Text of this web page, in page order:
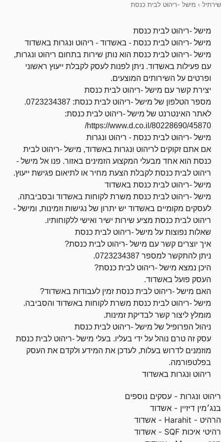
שירתיל › מישל -ריהוט לבית כנסת
מישל -ריהוט לבית כנסת
מישל -ריהוט לבית כנסת - באשדוד - ריהוט ונגרות באשדוד
מישל -ריהוט לבית כנסת הוא נותן שירות בתחום ריהוט ונגרות,
עם פעילות באשדוד. ניתן לפנות לעסק לקבלת ייעוץ ראשוני
ופרטים על השירותים המוצעים.
יצירת קשר עם מישל -ריהוט לבית כנסת
מספר הטלפון של מישל -ריהוט לבית כנסת: 0723234387.
לאתר האינטרנט של מישל -ריהוט לבית כנסת:
https://www.d.co.il/80228690/45870/
מישל -ריהוט לבית כנסת - ריהוט ונגרות
אם אתם זקוקים לריהוט ונגרות באשדוד, מישל -ריהוט לבית
כנסת הוא אחד מבעלי המקצוע הזמינים באזור. פנו אל מישל -
ריהוט לבית כנסת לקבלת הצעת מחיר או לתיאום פגישת ייעוץ.
מישל -ריהוט לבית כנסת באשדוד
מישל -ריהוט לבית כנסת משרת לקוחות באשדוד ובסביבתה.
לעסקים מקומיים באשדוד יש יתרון של נגישות וזמינות, ומישל -
ריהוט לבית כנסת מציע שירות ישיר ואישי ללקוחותיו.
שאלות נפוצות על מישל -ריהוט לבית כנסת
איך יוצרים קשר עם מישל -ריהוט לבית כנסת?
ניתן להתקשר למספר 0723234387.
היכן נמצא מישל -ריהוט לבית כנסת?
העסק פועל באשדוד.
האם מישל -ריהוט לבית כנסת זמין לעבודות באשדוד?
מישל -ריהוט לבית כנסת משרת לקוחות באשדוד והסביבה.
מומלץ ליצור קשר לבדיקת זמינות.
ניהול הפרופיל של מישל -ריהוט לבית כנסת
עסק זה טרם נוהל על ידי בעליו. בעלי מישל -ריהוט לבית כנסת
מוזמנים לדרוש בעלות, לעדכן את המידע ולקדם את העסק
בפלטפורמה.
ריהוט ונגרות באשדוד
ריהוט ונגרות - עסקים נוספים
בנג׳מין דיזיין - אשדוד
הרהיט - Harahit - אשדוד
רהיטי איכות SQF - אשדוד